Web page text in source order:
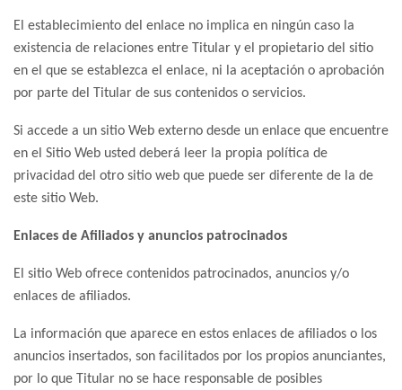
El establecimiento del enlace no implica en ningún caso la
existencia de relaciones entre Titular y el propietario del sitio
en el que se establezca el enlace, ni la aceptación o aprobación
por parte del Titular de sus contenidos o servicios.
Si accede a un sitio Web externo desde un enlace que encuentre
en el Sitio Web usted deberá leer la propia política de
privacidad del otro sitio web que puede ser diferente de la de
este sitio Web.
Enlaces de Afiliados y anuncios patrocinados
El sitio Web ofrece contenidos patrocinados, anuncios y/o
enlaces de afiliados.
La información que aparece en estos enlaces de afiliados o los
anuncios insertados, son facilitados por los propios anunciantes,
por lo que Titular no se hace responsable de posibles